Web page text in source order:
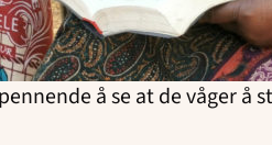
å se at de våger